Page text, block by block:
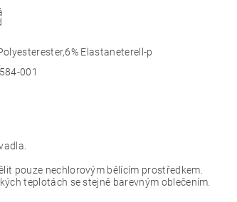
Elastaneterell-p
001
pouze nechlorovým bělícím prostředkem.
teplotách se stejně barevným oblečením.